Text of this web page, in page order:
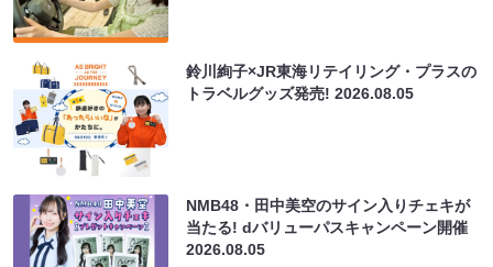
鈴川絢子×JR東海リテイリング・プラスの
トラベルグッズ発売!2026.08.05
NMB48・田中美空のサイン入りチェキが
当たる! dバリューパスキャンペーン開催
2026.08.05